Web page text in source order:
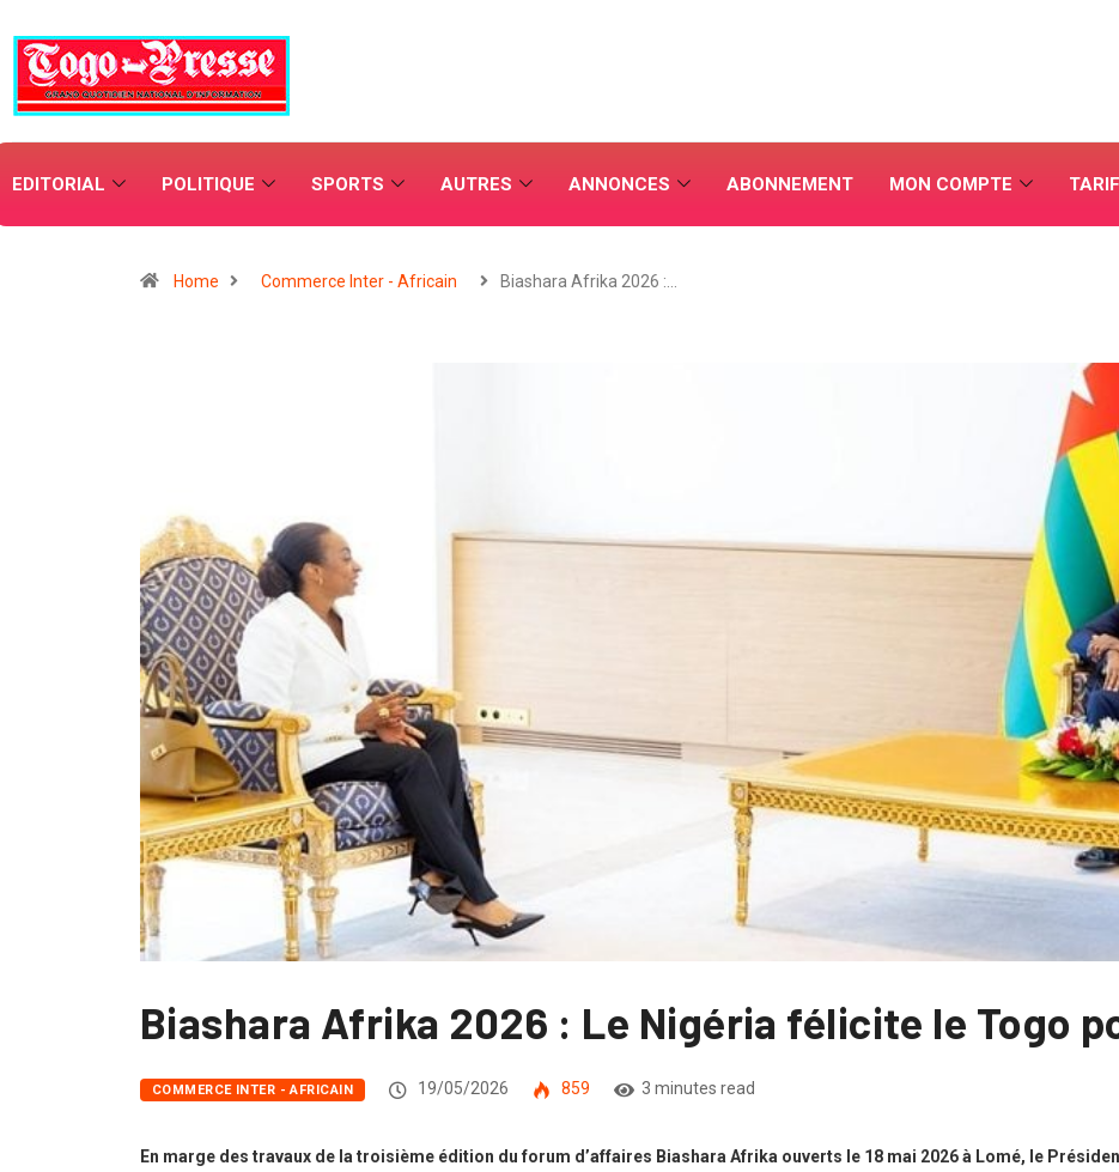
EDITORIAL POLITIQUE SPORTS AUTRES ANNONCES ABONNEMENT MON COMPTE TARIF
Home Commerce Inter - Africain Biashara Afrika 2026 :…
Biashara Afrika 2026 : Le Nigéria félicite le Togo
COMMERCE INTER - AFRICAIN 19/05/2026 859 3 minutes read
En marge des travaux de la troisième édition du forum d’affaires Biashara Afrika ouverts le 18 mai 2026 à Lomé, le